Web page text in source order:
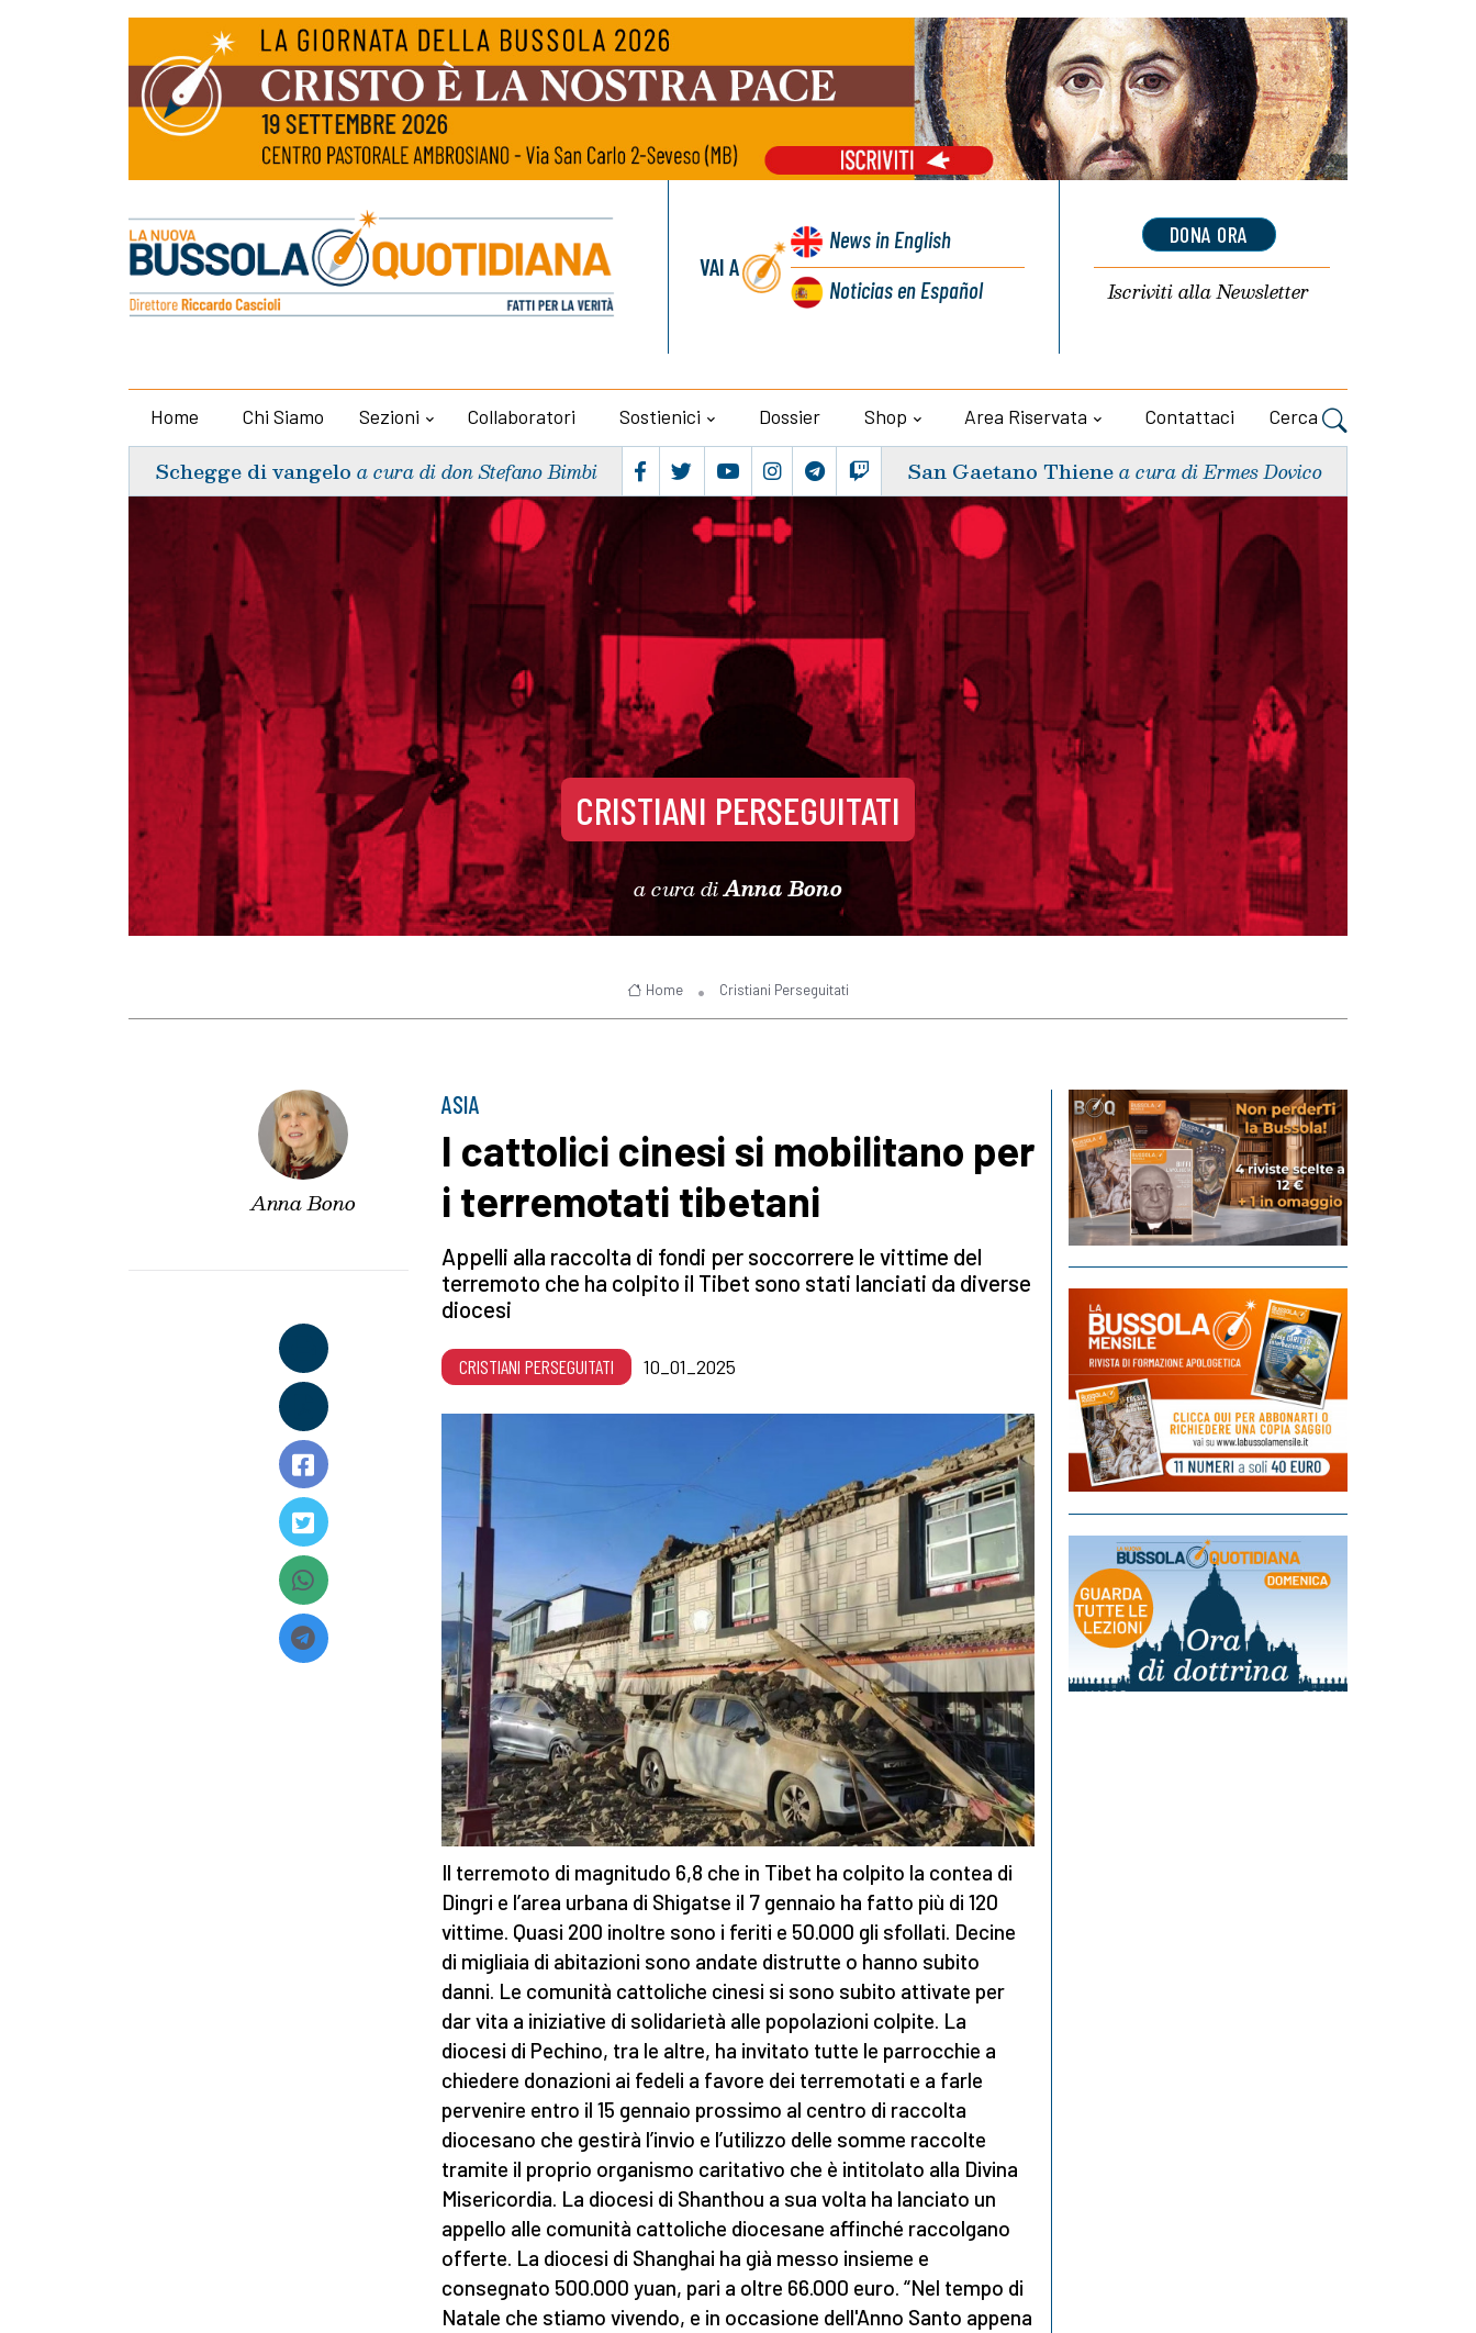
VAI A
Newsin English
Noticiasen Español
DONA ORA
Iscriviti allaNewsletter
Home Chi Siamo Sezioni Collaboratori Sostienici Dossier Shop Area Riservata Contattaci Cerca
Schegge di vangelo a cura di don Stefano Bimbi San Gaetano Thiene a cura di Ermes Dovico
CRISTIANI PERSEGUITATI
a cura diAnna Bono
Home Cristiani Perseguitati
Anna Bono
ASIA
I cattolici cinesi si mobilitano per
i terremotati tibetani
Appelli alla raccolta di fondi per soccorrere le vittime del
terremoto che ha colpito il Tibet sono stati lanciati da diverse
diocesi
CRISTIANI PERSEGUITATI 10_01_2025
Il terremoto di magnitudo 6,8 che in Tibet ha colpito la contea di
Dingri e l’area urbana di Shigatse il 7 gennaio ha fatto più di 120
vittime. Quasi 200 inoltre sono i feriti e 50.000 gli sfollati. Decine
di migliaia di abitazioni sono andate distrutte o hanno subito
danni. Le comunità cattoliche cinesi si sono subito attivate per
dar vita a iniziative di solidarietà alle popolazioni colpite. La
diocesi di Pechino, tra le altre, ha invitato tutte le parrocchie a
chiedere donazioni ai fedeli a favore dei terremotati e a farle
pervenire entro il 15 gennaio prossimo al centro di raccolta
diocesano che gestirà l’invio e l’utilizzo delle somme raccolte
tramite il proprio organismo caritativo che è intitolato alla Divina
Misericordia. La diocesi di Shanthou a sua volta ha lanciato un
appello alle comunità cattoliche diocesane affinché raccolgano
offerte. La diocesi di Shanghai ha già messo insieme e
consegnato 500.000 yuan, pari a oltre 66.000 euro. “Nel tempo di
Natale che stiamo vivendo, e in occasione dell'Anno Santo appena